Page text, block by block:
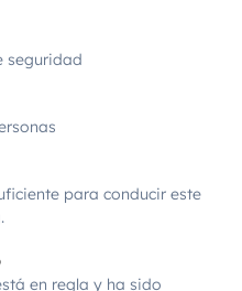
seguridad
para conducir este
en regla y ha sido